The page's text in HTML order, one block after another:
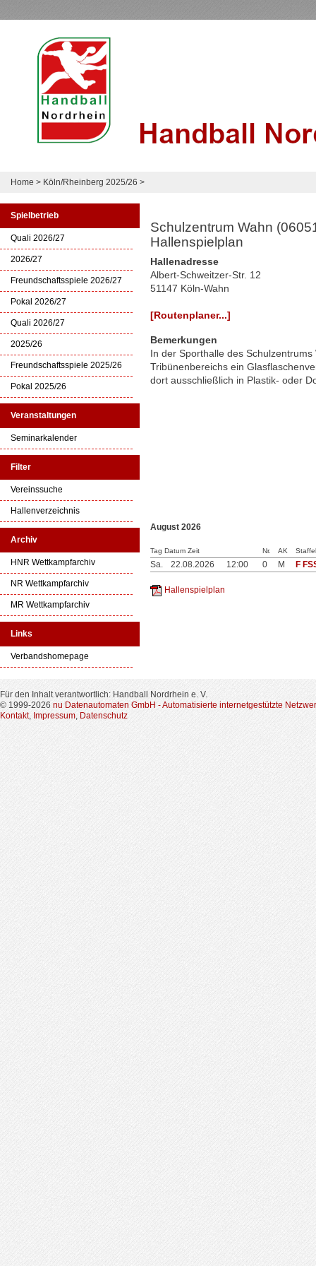
Home > Köln/Rheinberg 2025/26 >
Spielbetrieb
Quali 2026/27
2026/27
Freundschaftsspiele 2026/27
Pokal 2026/27
Quali 2026/27
2025/26
Freundschaftsspiele 2025/26
Pokal 2025/26
Veranstaltungen
Seminarkalender
Filter
Vereinssuche
Hallenverzeichnis
Archiv
HNR Wettkampfarchiv
NR Wettkampfarchiv
MR Wettkampfarchiv
Links
Verbandshomepage
Schulzentrum Wahn
Hallenspielplan
Hallenadresse
Albert-Schweitzer-Str. 12
51147 Köln-Wahn
[Routenplaner...]
Bemerkungen
In der Sporthalle des
Tribünenbereichs ein
dort ausschließlich in Plastik- oder
August 2026
Tag Datum Zeit Nr. AK Staffel
Sa. 22.08.2026 12:00 0 M F
Hallenspielplan
Für den Inhalt verantwortlich: Handball Nordrhein e. V.
© 1999-2026 nu Datenautomaten GmbH - Automatisierte internetgestützte
Kontakt, Impressum, Datenschutz